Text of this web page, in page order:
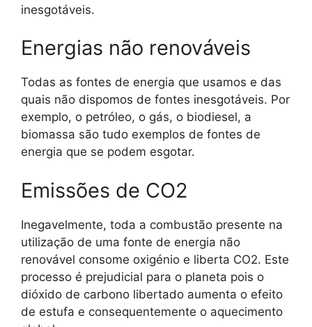
inesgotáveis.
Energias não renováveis
Todas as fontes de energia que usamos e das
quais não dispomos de fontes inesgotáveis. Por
exemplo, o petróleo, o gás, o biodiesel, a
biomassa são tudo exemplos de fontes de
energia que se podem esgotar.
Emissões de CO2
Inegavelmente, toda a combustão presente na
utilização de uma fonte de energia não
renovável consome oxigénio e liberta CO2. Este
processo é prejudicial para o planeta pois o
dióxido de carbono libertado aumenta o efeito
de estufa e consequentemente o aquecimento